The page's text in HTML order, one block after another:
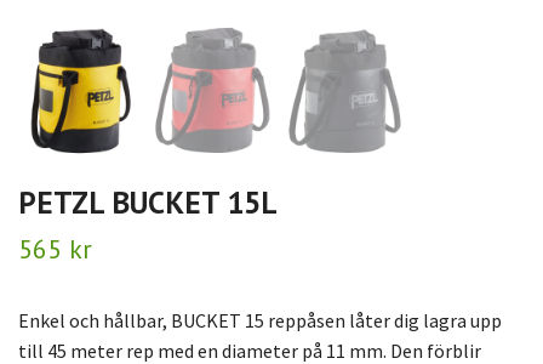
PETZL BUCKET 15L
565 kr
Enkel och hållbar, BUCKET 15 reppåsen låter dig lagra upp
till 45 meter rep med en diameter på 11 mm. Den förblir